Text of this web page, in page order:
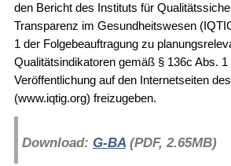
den Bericht des Instituts für
Transparenz im Gesundheitswesen
1 der Folgebeauftragung zu
Qualitätsindikatoren gemäß § 136c Abs.
Veröffentlichung auf den Internetseiten
(www.iqtig.org) freizugeben.
Download: G-BA (PDF, 2.65MB)